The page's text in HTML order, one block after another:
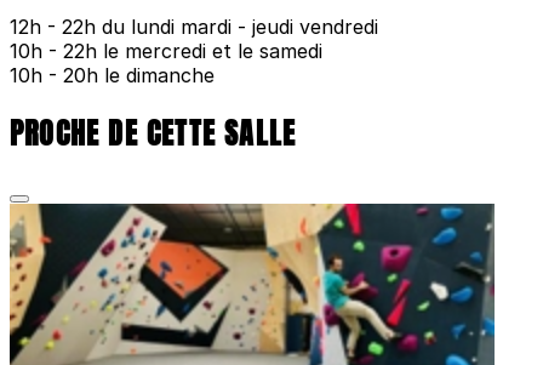
12h - 22h du lundi mardi - jeudi vendredi
10h - 22h le mercredi et le samedi
10h - 20h le dimanche
PROCHE DE CETTE SALLE